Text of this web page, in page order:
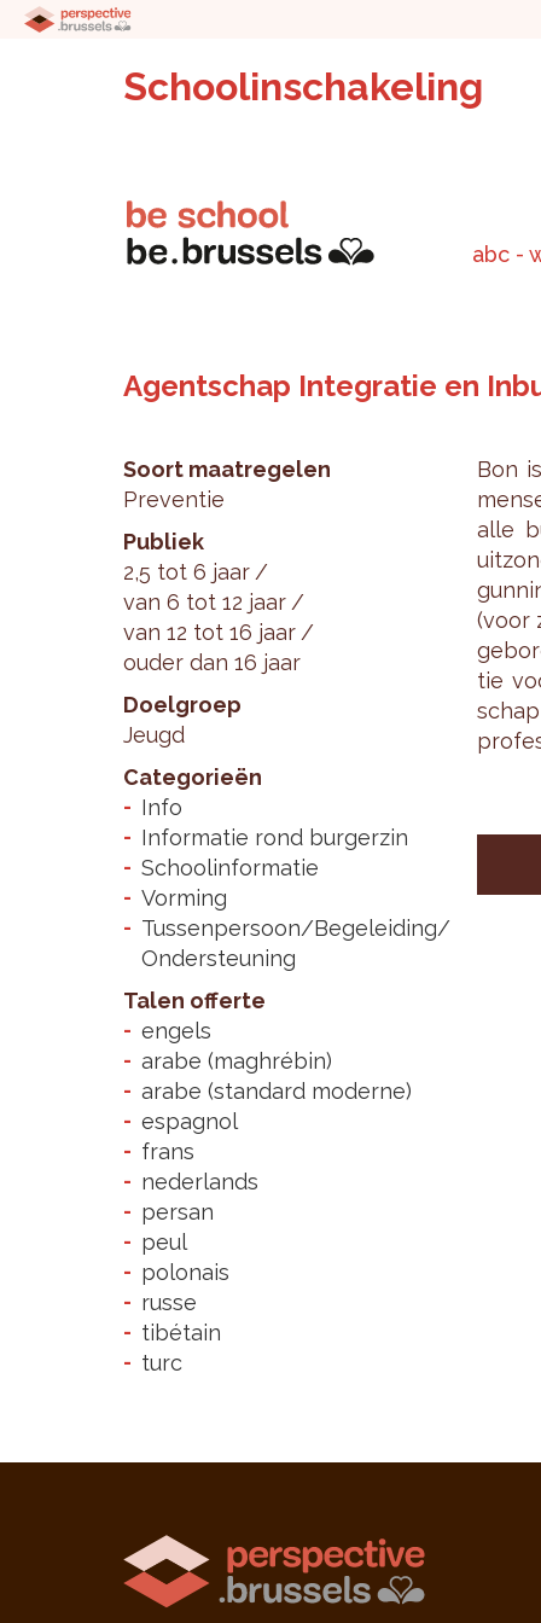
Schoolinschakeling
abc -
Agentschap Integratie en
Soort maatregelen
Preventie
Publiek
2,5 tot 6 jaar
van 6 tot 12 jaar
van 12 tot 16 jaar
ouder dan 16 jaar
Doelgroep
Jeugd
Categorieën
Info
Informatie rond burgerzin
Schoolinformatie
Vorming
Tussenpersoon/Begeleiding/
Ondersteuning
Talen offerte
engels
arabe (maghrébin)
arabe (standard moderne)
espagnol
frans
nederlands
persan
peul
polonais
russe
tibétain
turc
Bon
alle
(voor
tie